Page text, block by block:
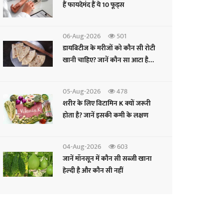
हैं फायदेमंद हैं ये 10 फूड्स
06-Aug-2026
501
डायबिटीज के मरीजों को कौन सी रोटी
खानी चाहिए? जानें कौन सा आटा है
05-Aug-2026
478
शरीर के लिए विटामिन K क्यों जरूरी
होता है? जानें इसकी कमी के लक्षण
04-Aug-2026
603
जानें मॉनसून में कौन सी सब्जी खाना
हेल्दी है और कौन सी नहीं